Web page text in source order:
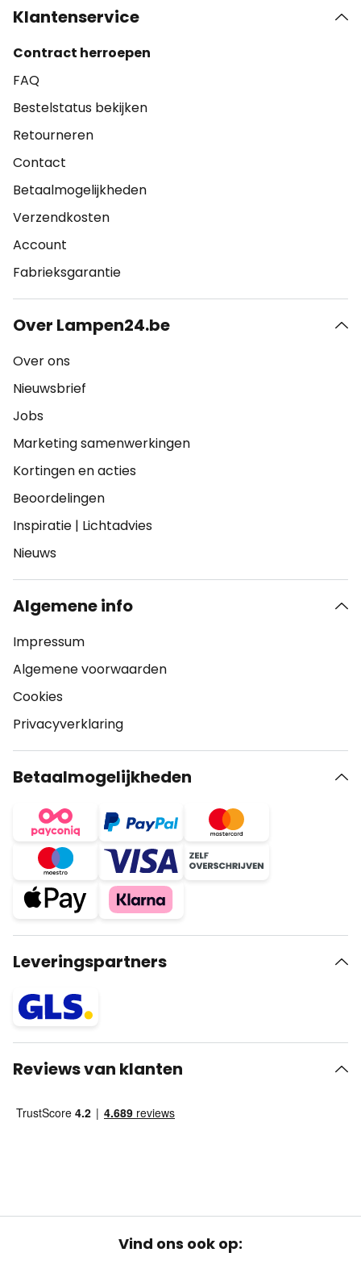
Klantenservice
Contract herroepen
FAQ
Bestelstatus bekijken
Retourneren
Contact
Betaalmogelijkheden
Verzendkosten
Account
Fabrieksgarantie
Over Lampen24.be
Over ons
Nieuwsbrief
Jobs
Marketing samenwerkingen
Kortingen en acties
Beoordelingen
Inspiratie | Lichtadvies
Nieuws
Algemene info
Impressum
Algemene voorwaarden
Cookies
Privacyverklaring
Betaalmogelijkheden
Leveringspartners
Reviews van klanten
Vind ons ook op: